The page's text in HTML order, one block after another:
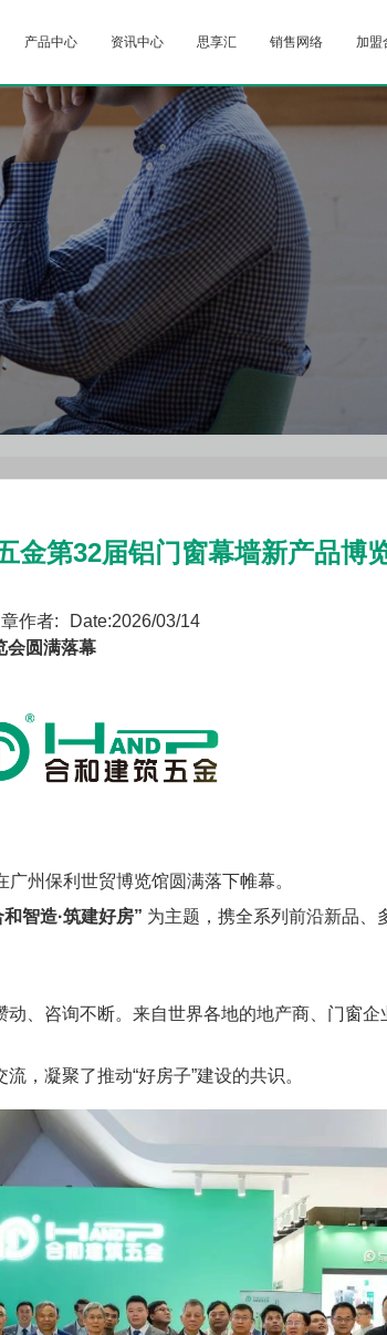
产品中心 资讯中心 思享汇 销售网络 加盟
金第32届铝门窗幕墙新产品博
作者:
Date:2026/03/14
会圆满落幕
州保利世贸博览馆圆满落下帷幕。
和智造·筑建好房” 为主题，携全系列前沿新品、
咨询不断。来自世界各地的地产商、门窗企
凝聚了推动“好房子”建设的共识。